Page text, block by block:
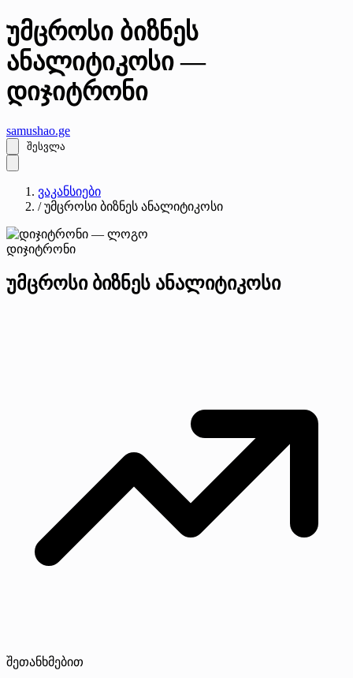
უმცროსი ბიზნეს
ანალიტიკოსი —
დიჯიტრონი
samushao.ge
შესვლა
ვაკანსიები
/ უმცროსი ბიზნეს ანალიტიკოსი
დიჯიტრონი
უმცროსი ბიზნეს ანალიტიკოსი
შეთანხმებით